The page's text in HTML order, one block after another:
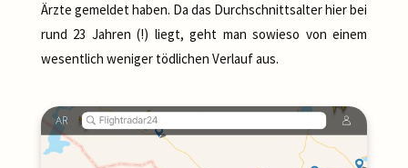
Ärzte gemeldet haben. Da das Durchschnittsalter hier bei
rund 23 Jahren (!) liegt, geht man sowieso von einem
wesentlich weniger tödlichen Verlauf aus.